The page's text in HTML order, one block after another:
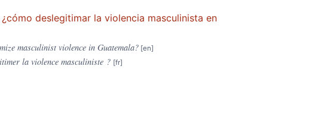
deslegitimar la violencia masculinista en
masculinist violence in Guatemala?
la violence masculiniste ?